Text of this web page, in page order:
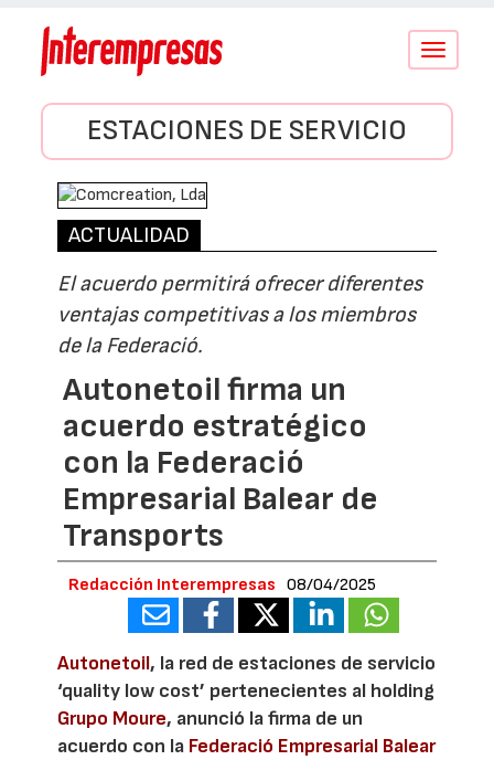
Conmutar
ESTACIONES DE SERVICIO
ACTUALIDAD
El acuerdo permitirá ofrecer diferentes
ventajas competitivas a los miembros
de la Federació.
Autonetoil firma un
acuerdo estratégico
con la Federació
Empresarial Balear de
Transports
Redacción Interempresas 08/04/2025
Autonetoil, la red de estaciones de servicio
‘quality low cost’ pertenecientes al holding
Grupo Moure, anunció la firma de un
acuerdo con la Federació Empresarial Balear